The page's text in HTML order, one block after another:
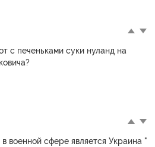
с печеньками суки нуланд на
военной сфере является Украина "